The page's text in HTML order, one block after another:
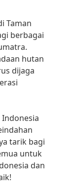
Taman
berbagai
hutan
dijaga
tarik bagi
untuk
dan